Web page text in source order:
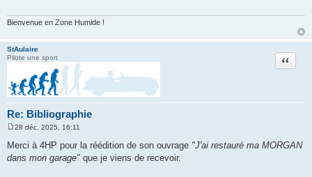
e
Bienvenue en Zone Humide !
StAulaire
Pilote une sport
Re: Bibliographie
Citation
e
s
s
28 déc. 2025, 16:11
Merci à 4HP pour la réédition de son ouvrage "J'ai restauré ma MORGAN
dans mon garage" que je viens de recevoir.